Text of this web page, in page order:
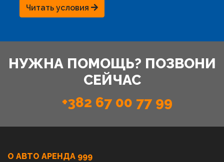
Читать условия
НУЖНА ПОМОЩЬ? ПОЗВОНИ
СЕЙЧАС
+382 67 00 77 99
О АВТО AРЕНДА 999